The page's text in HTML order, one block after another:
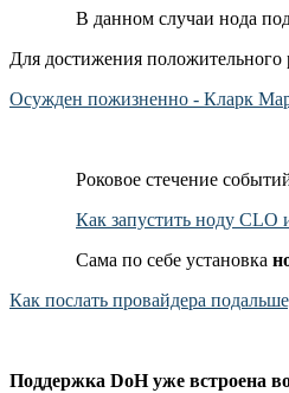
В данном случаи нода
Для достижения положительного
Осужден пожизненно - Кларк
Роковое стечение
Как запустить ноду CLO
Сама по себе установка
Как послать провайдера
Поддержка DoH уже встроена